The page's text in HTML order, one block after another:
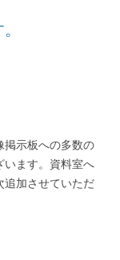
掲示板への多数の
います。資料室へ
追加させていただ